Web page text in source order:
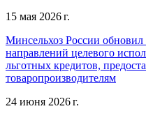
15 мая 2026 г.
Минсельхоз России обновил
направлений целевого
льготных кредитов,
товаропроизводителям
24 июня 2026 г.